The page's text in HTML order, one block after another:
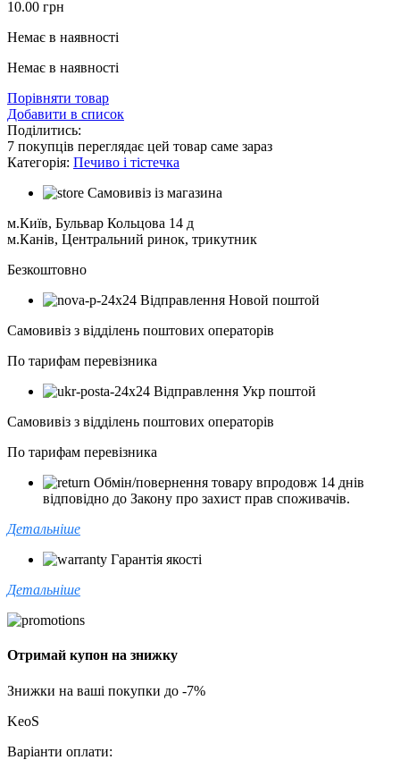
10.00 грн
Немає в наявності
Немає в наявності
Порівняти товар
Добавити в список
Поділитись:
7 покупців переглядає цей товар саме зараз
Категорія: Печиво і тістечка
Самовивіз із магазина
м.Київ, Бульвар Кольцова 14 д
м.Канів, Центральний ринок, трикутник
Безкоштовно
Відправлення Новой поштой
Самовивіз з відділень поштових операторів
По тарифам перевізника
Відправлення Укр поштой
Самовивіз з відділень поштових операторів
По тарифам перевізника
Обмін/повернення товару впродовж 14 днів
відповідно до Закону про захист прав споживачів.
Детальніше
Гарантія якості
Детальніше
Отримай купон на знижку
Знижки на ваші покупки до -7%
KeoS
Варіанти оплати: